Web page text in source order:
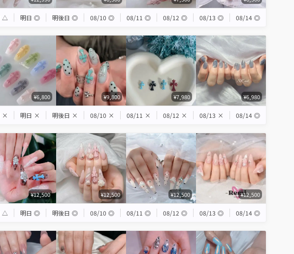
△ 明日 ◎ 明後日 ◎ 08/10 ◎ 08/11 ◎ 08/12 ◎ 08/13 ◎ 08/14 ◎
¥6,800 ¥9,800 ¥7,980 ¥6,980
× 明日 × 明後日 × 08/10 × 08/11 × 08/12 × 08/13 × 08/14 ◎
¥12,500 ¥12,500 ¥12,500 ¥12,500
△ 明日 ◎ 明後日 ◎ 08/10 ◎ 08/11 ◎ 08/12 ◎ 08/13 ◎ 08/14 ◎